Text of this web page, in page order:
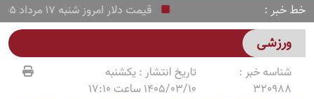
خط خبر قیمت دلار امروز شنبه 17 مرداد 1405؛ دلار دوباره صعودی شد
ورزشی
شناسه خبر :
320988
تاریخ انتشار :یکشنبه
1405/03/10 ساعت 17:10